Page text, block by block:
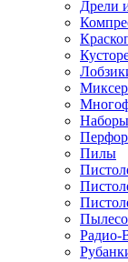
Дрели
Пилы
Радио-